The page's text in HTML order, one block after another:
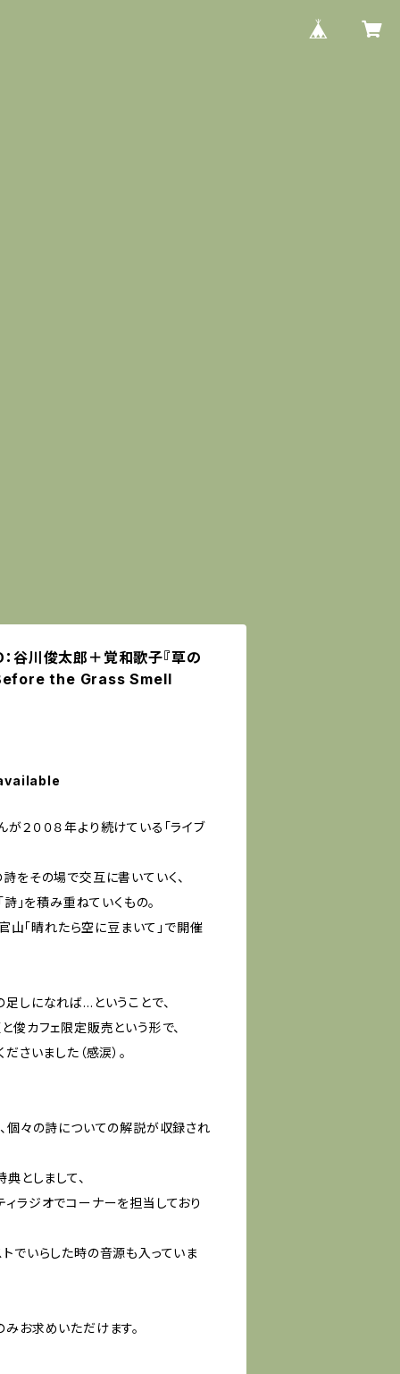
：谷川俊太郎＋覚和歌子『草の
Before the Grass Smell
２００８年より続けている「ライブ
をその場で交互に書いていく、
詩」を積み重ねていくもの。
「晴れたら空に豆まいて」で開催
しになれば…ということで、
俊カフェ限定販売という形で、
さいました（感涙）。
個々の詩についての解説が収録され
としまして、
ラジオでコーナーを担当しており
でいらした時の音源も入っていま
お求めいただけます。